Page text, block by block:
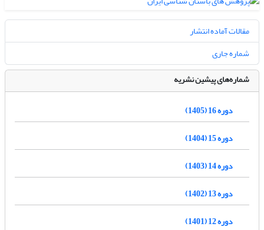
مقالات آماده انتشار
شماره جاری
شماره‌های پیشین نشریه
دوره 16 (1405)
دوره 15 (1404)
دوره 14 (1403)
دوره 13 (1402)
دوره 12 (1401)